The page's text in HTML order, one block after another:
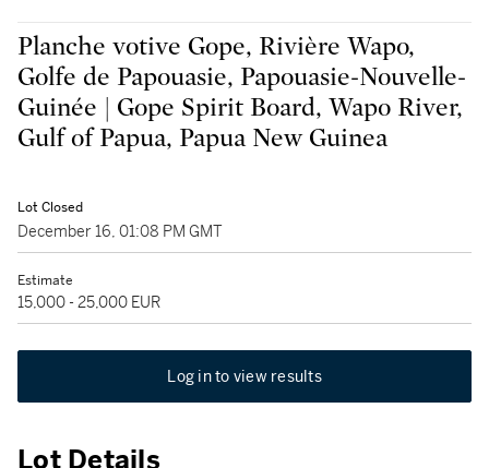
Planche votive Gope, Rivière Wapo,
Golfe de Papouasie, Papouasie-Nouvelle-
Guinée | Gope Spirit Board, Wapo River,
Gulf of Papua, Papua New Guinea
Lot Closed
December 16, 01:08 PM GMT
Estimate
15,000 - 25,000 EUR
Log in to view results
Lot Details